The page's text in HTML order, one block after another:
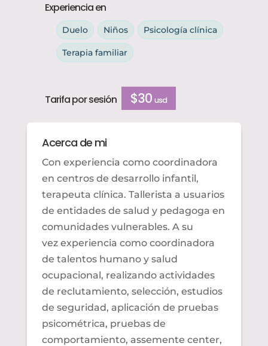
Experiencia en
Duelo Niños Psicología clínica
Terapia familiar
Tarifa por sesión $30 usd
Acerca de mi
Con experiencia como coordinadora
en centros de desarrollo infantil,
terapeuta clínica. Tallerista a usuarios
de entidades de salud y pedagoga en
comunidades vulnerables. A su
vez experiencia como coordinadora
de talentos humano y salud
ocupacional, realizando actividades
de reclutamiento, selección, estudios
de seguridad, aplicación de pruebas
psicométrica, pruebas de
comportamiento, assemente center,